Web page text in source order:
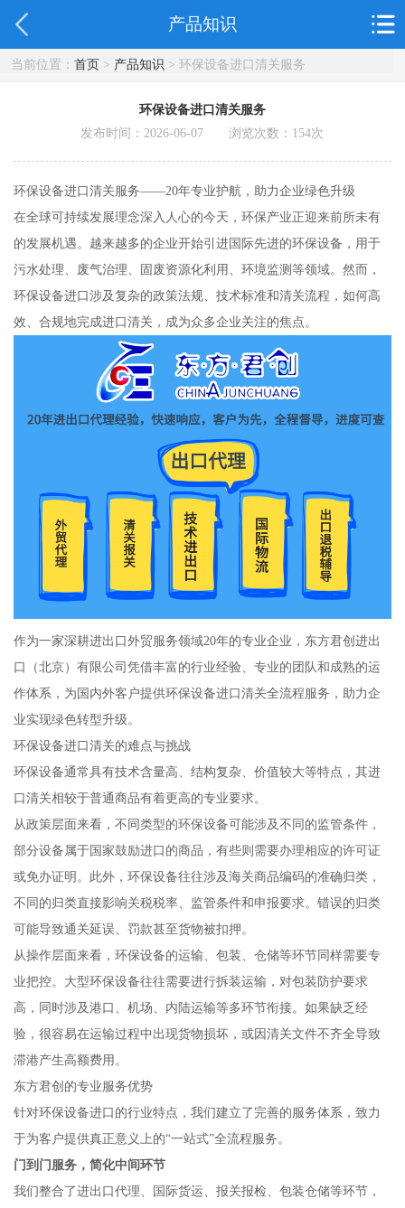
产品知识
当前位置： 首页> 产品知识 > 环保设备进口清关服务
环保设备进口清关服务
发布时间：2026-06-07 浏览次数： 154次
环保设备进口清关服务——20年专业护航，助力企业绿色升级
在全球可持续发展理念深入人心的今天，环保产业正迎来前所未有
的发展机遇。越来越多的企业开始引进国际先进的环保设备，用于
污水处理、废气治理、固废资源化利用、环境监测等领域。然而，
环保设备进口涉及复杂的政策法规、技术标准和清关流程，如何高
效、合规地完成进口清关，成为众多企业关注的焦点。
作为一家深耕进出口外贸服务领域20年的专业企业，东方君创进出
口（北京）有限公司凭借丰富的行业经验、专业的团队和成熟的运
作体系，为国内外客户提供环保设备进口清关全流程服务，助力企
业实现绿色转型升级。
环保设备进口清关的难点与挑战
环保设备通常具有技术含量高、结构复杂、价值较大等特点，其进
口清关相较于普通商品有着更高的专业要求。
从政策层面来看，不同类型的环保设备可能涉及不同的监管条件，
部分设备属于国家鼓励进口的商品，有些则需要办理相应的许可证
或免办证明。此外，环保设备往往涉及海关商品编码的准确归类，
不同的归类直接影响关税税率、监管条件和申报要求。错误的归类
可能导致通关延误、罚款甚至货物被扣押。
从操作层面来看，环保设备的运输、包装、仓储等环节同样需要专
业把控。大型环保设备往往需要进行拆装运输，对包装防护要求
高，同时涉及港口、机场、内陆运输等多环节衔接。如果缺乏经
验，很容易在运输过程中出现货物损坏，或因清关文件不齐全导致
滞港产生高额费用。
东方君创的专业服务优势
针对环保设备进口的行业特点，我们建立了完善的服务体系，致力
于为客户提供真正意义上的“一站式”全流程服务。
门到门服务，简化中间环节
我们整合了进出口代理、国际货运、报关报检、包装仓储等环节，